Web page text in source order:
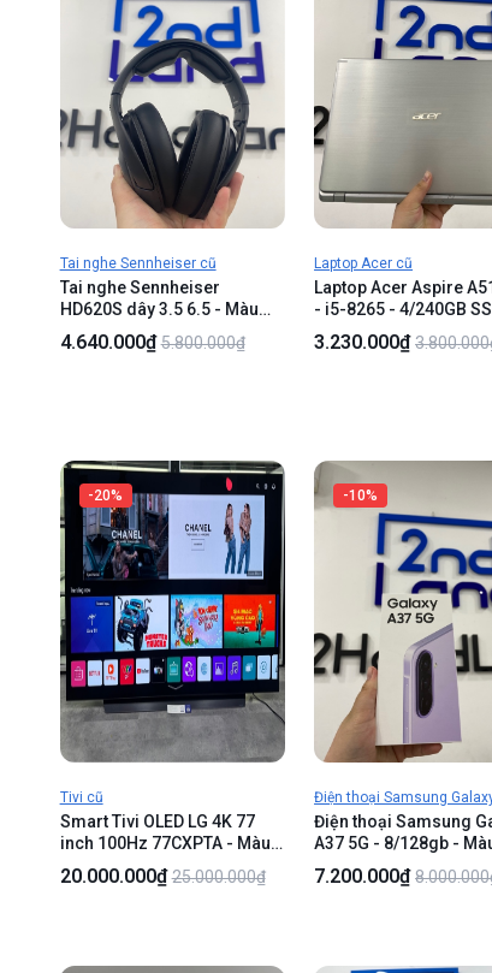
Tai nghe Sennheiser cũ
Tai nghe Sennheiser
HD620S dây 3.5 6.5 - Màu
đen - Ngoại hình 99% -
FullBox
4.640.000₫5.800.000₫
Laptop Acer cũ
Laptop Acer Aspire
- i5-8265 - 4/240GB
Màu bạc - Pin 63% -
hình 97% - Máy trầy
3.230.000₫
-20%
Tivi cũ
Smart Tivi OLED LG 4K 77
inch 100Hz 77CXPTA - Màu
đen - Ngoại hình 97% - Vỏ
nứt nhẹ - Kèm remote +
20.000.000₫25.000.000₫
-10%
Điện thoại Samsung
Điện thoại Samsung
A37 5G - 8/128gb -
NewSeal
7.200.000₫